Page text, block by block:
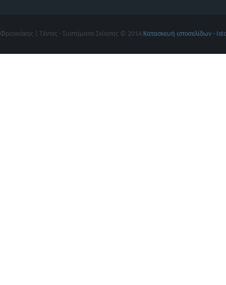
Φραγκάκης | Τέντες - Συστήματα Σκίασης © 2014 Κατασκευή ιστοσελίδων -